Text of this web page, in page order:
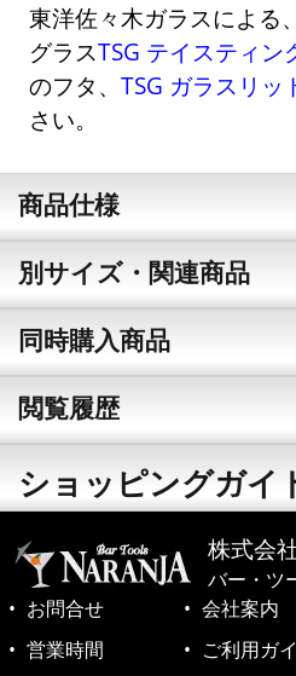
東洋佐々木ガラスによる
グラスTSG テイスティ
のフタ、TSG ガラスリッ
さい。
商品仕様
別サイズ・関連商品
同時購入商品
閲覧履歴
ショッピングガイ
株式会
バー・ツ
お問合せ
会社案内
営業時間
ご利用ガ